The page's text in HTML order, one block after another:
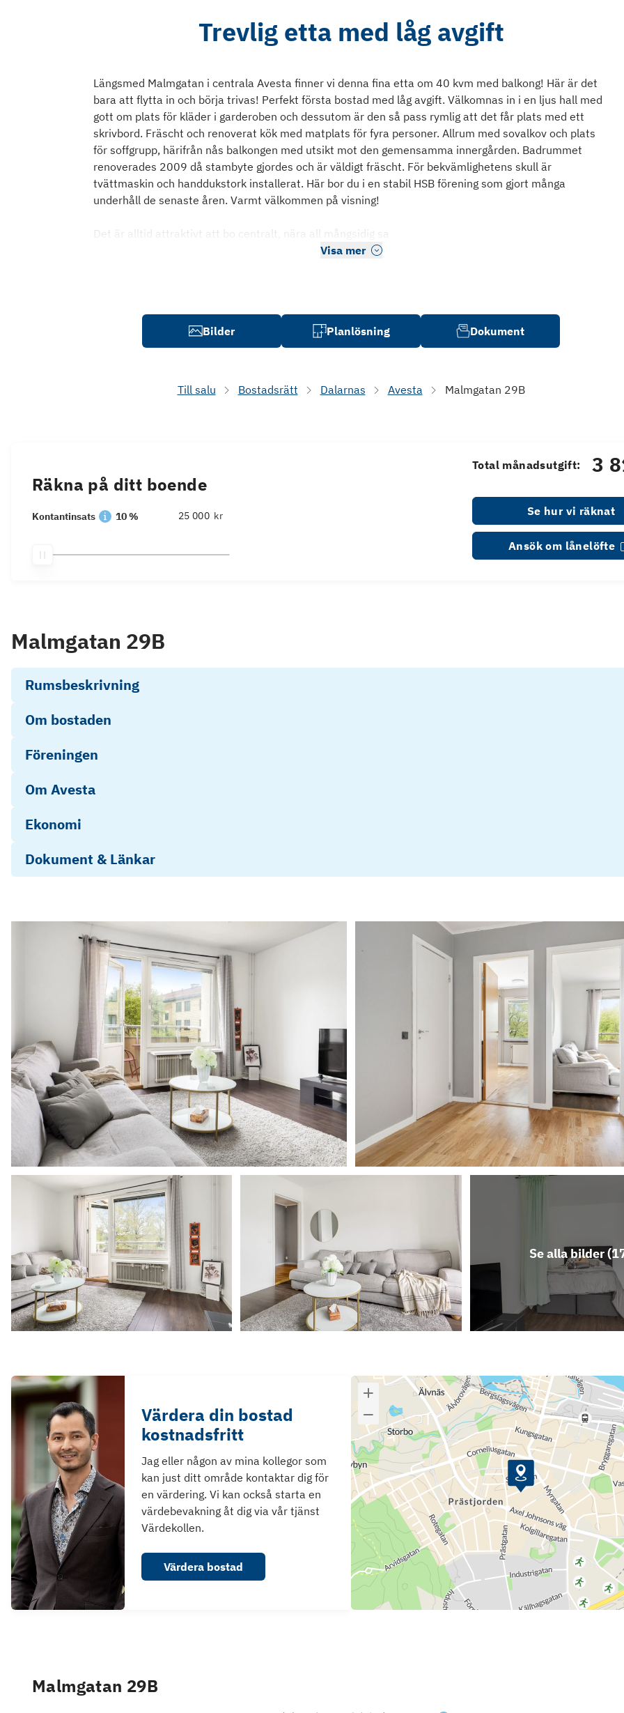
Trevlig etta med låg avgift
Längsmed Malmgatan i centrala Avesta finner vi denna fina etta om 40 kvm med balkong! Här är det
bara att flytta in och börja trivas! Perfekt första bostad med låg avgift. Välkomnas in i en ljus hall med
gott om plats för kläder i garderoben och dessutom är den så pass rymlig att det får plats med ett
skrivbord. Fräscht och renoverat kök med matplats för fyra personer. Allrum med sovalkov och plats
för soffgrupp, härifrån nås balkongen med utsikt mot den gemensamma innergården. Badrummet
renoverades 2009 då stambyte gjordes och är väldigt fräscht. För bekvämlighetens skull är
tvättmaskin och handdukstork installerat. Här bor du i en stabil HSB förening som gjort många
underhåll de senaste åren. Varmt välkommen på visning!
Det är alltid attraktivt att bo centralt, nära all mångsidig sa
Visa mer
Bilder Planlösning Dokument
Till salu Bostadsrätt Dalarnas Avesta Malmgatan 29B
Räkna på ditt boende
Kontantinsats 10 % kr
Total månadsutgift: 3
Se hur vi räknat
Ansök om lånelöfte
Malmgatan 29B
Rumsbeskrivning
Om bostaden
Föreningen
Om Avesta
Ekonomi
Dokument & Länkar
Se alla bilder (
Värdera din bostad
kostnadsfritt
Jag eller någon av mina kollegor som
kan just ditt område kontaktar dig för
en värdering. Vi kan också starta en
värdebevakning åt dig via vår tjänst
Värdekollen.
Värdera bostad
Malmgatan 29B